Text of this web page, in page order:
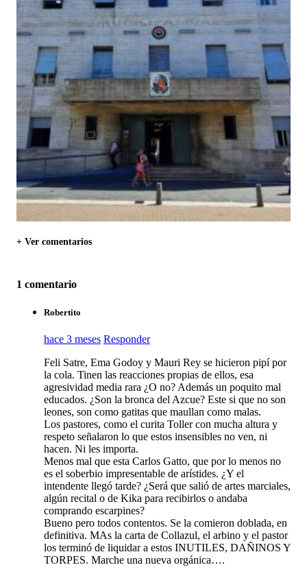
+ Ver comentarios
1 comentario
Robertito
hace 3 meses Responder
Feli Satre, Ema Godoy y Mauri Rey se hicieron pipí por
la cola. Tinen las reacciones propias de ellos, esa
agresividad media rara ¿O no? Además un poquito mal
educados. ¿Son la bronca del Azcue? Este si que no son
leones, son como gatitas que maullan como malas.
Los pastores, como el curita Toller con mucha altura y
respeto señalaron lo que estos insensibles no ven, ni
hacen. Ni les importa.
Menos mal que esta Carlos Gatto, que por lo menos no
es el soberbio impresentable de arístides. ¿Y el
intendente llegó tarde? ¿Será que salió de artes marciales,
algún recital o de Kika para recibirlos o andaba
comprando escarpines?
Bueno pero todos contentos. Se la comieron doblada, en
definitiva. MAs la carta de Collazul, el arbino y el pastor
los terminó de liquidar a estos INUTILES, DAÑINOS Y
TORPES. Marche una nueva orgánica….